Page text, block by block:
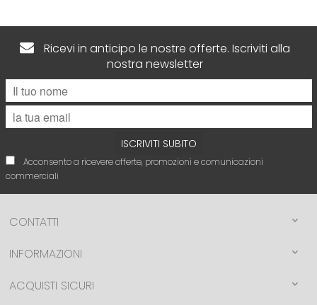
Ricevi in anticipo le nostre offerte. Iscriviti alla
nostra newsletter
ISCRIVITI SUBITO
Acconsento a ricevere offerte, promozioni e comunicazioni
commerciali
CONTATTI
INFORMAZIONI
ACQUISTI SICURI